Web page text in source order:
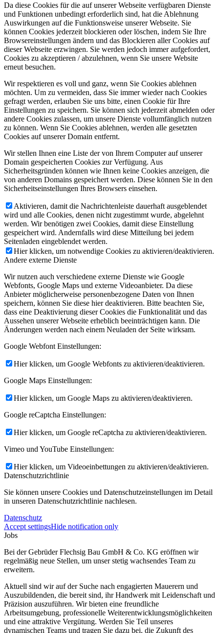
Da diese Cookies für die auf unserer Webseite verfügbaren Dienste
und Funktionen unbedingt erforderlich sind, hat die Ablehnung
Auswirkungen auf die Funktionsweise unserer Webseite. Sie
können Cookies jederzeit blockieren oder löschen, indem Sie Ihre
Browsereinstellungen ändern und das Blockieren aller Cookies auf
dieser Webseite erzwingen. Sie werden jedoch immer aufgefordert,
Cookies zu akzeptieren / abzulehnen, wenn Sie unsere Website
erneut besuchen.
Wir respektieren es voll und ganz, wenn Sie Cookies ablehnen
möchten. Um zu vermeiden, dass Sie immer wieder nach Cookies
gefragt werden, erlauben Sie uns bitte, einen Cookie für Ihre
Einstellungen zu speichern. Sie können sich jederzeit abmelden oder
andere Cookies zulassen, um unsere Dienste vollumfänglich nutzen
zu können. Wenn Sie Cookies ablehnen, werden alle gesetzten
Cookies auf unserer Domain entfernt.
Wir stellen Ihnen eine Liste der von Ihrem Computer auf unserer
Domain gespeicherten Cookies zur Verfügung. Aus
Sicherheitsgründen können wie Ihnen keine Cookies anzeigen, die
von anderen Domains gespeichert werden. Diese können Sie in den
Sicherheitseinstellungen Ihres Browsers einsehen.
Aktivieren, damit die Nachrichtenleiste dauerhaft ausgeblendet
wird und alle Cookies, denen nicht zugestimmt wurde, abgelehnt
werden. Wir benötigen zwei Cookies, damit diese Einstellung
gespeichert wird. Andernfalls wird diese Mitteilung bei jedem
Seitenladen eingeblendet werden.
Hier klicken, um notwendige Cookies zu aktivieren/deaktivieren.
Andere externe Dienste
Wir nutzen auch verschiedene externe Dienste wie Google
Webfonts, Google Maps und externe Videoanbieter. Da diese
Anbieter möglicherweise personenbezogene Daten von Ihnen
speichern, können Sie diese hier deaktivieren. Bitte beachten Sie,
dass eine Deaktivierung dieser Cookies die Funktionalität und das
Aussehen unserer Webseite erheblich beeinträchtigen kann. Die
Änderungen werden nach einem Neuladen der Seite wirksam.
Google Webfont Einstellungen:
Hier klicken, um Google Webfonts zu aktivieren/deaktivieren.
Google Maps Einstellungen:
Hier klicken, um Google Maps zu aktivieren/deaktivieren.
Google reCaptcha Einstellungen:
Hier klicken, um Google reCaptcha zu aktivieren/deaktivieren.
Vimeo und YouTube Einstellungen:
Hier klicken, um Videoeinbettungen zu aktivieren/deaktivieren.
Datenschutzrichtlinie
Sie können unsere Cookies und Datenschutzeinstellungen im Detail
in unseren Datenschutzrichtlinie nachlesen.
Datenschutz
Accept settingsHide notification only
Jobs
Bei der Gebrüder Flechsig Bau GmbH & Co. KG eröffnen wir
regelmäßig neue Stellen, um unser stetig wachsendes Team zu
erweitern.
Aktuell sind wir auf der Suche nach engagierten Mauerern und
Auszubildenden, die bereit sind, ihr Handwerk mit Leidenschaft und
Präzision auszuführen. Wir bieten eine freundliche
Arbeitsumgebung, professionelle Weiterentwicklungsmöglichkeiten
und eine attraktive Vergütung. Werden Sie Teil unseres
dynamischen Teams und tragen Sie dazu bei, die Zukunft des